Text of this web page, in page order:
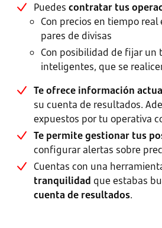
Puedes contratar tus
Con precios en tiempo
pares de divisas
Con posibilidad de fijar un
inteligentes, que se
Te ofrece información
su cuenta de resultados.
expuestos por tu operativa
Te permite gestionar tus
configurar alertas sobre
Cuentas con una
tranquilidad que estabas
cuenta de resultados.